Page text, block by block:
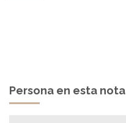
Persona en esta nota